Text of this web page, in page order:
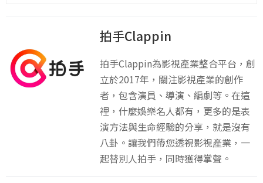
拍手Clappin
拍手Clappin為影視產業整合平台，創
立於2017年，關注影視產業的創作
者，包含演員、導演、編劇等。在這
裡，什麼娛樂名人都有，更多的是表
演方法與生命經驗的分享，就是沒有
八卦。讓我們帶您透視影視產業，一
起替別人拍手，同時獲得掌聲。